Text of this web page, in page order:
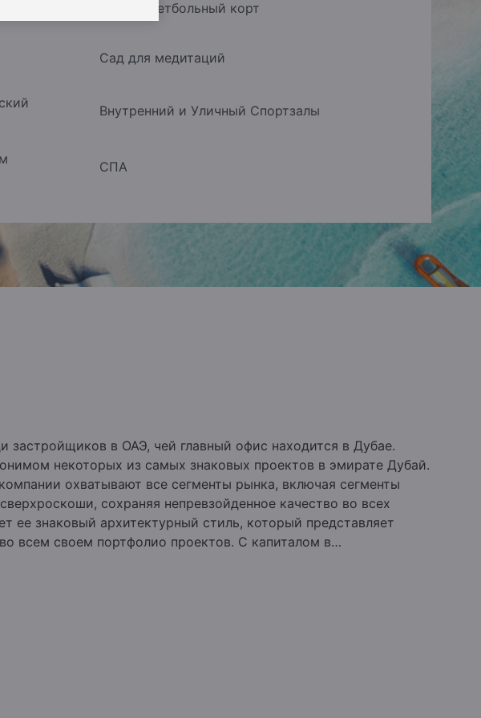
3х3 Баскетбольный корт
Сад для медитаций
Внутренний и Уличный Спортзалы
СПА
застройщиков в ОАЭ, чей главный офис находится в Дубае.
некоторых из самых знаковых проектов в эмирате Дубай.
охватывают все сегменты рынка, включая сегменты
сохраняя непревзойденное качество во всех
ее знаковый архитектурный стиль, который представляет
всем своем портфолио проектов. С капиталом в
на более чем 50 проектов и превышающим стоимость в 30